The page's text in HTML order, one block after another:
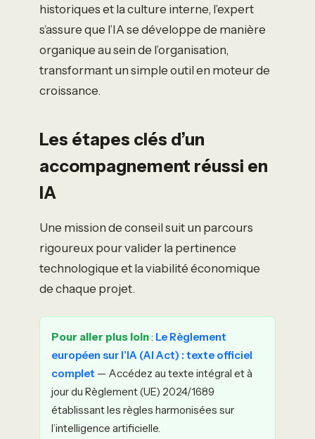
historiques et la culture interne, l’expert
s’assure que l’IA se développe de manière
organique au sein de l’organisation,
transformant un simple outil en moteur de
croissance.
Les étapes clés d’un
accompagnement réussi en
IA
Une mission de conseil suit un parcours
rigoureux pour valider la pertinence
technologique et la viabilité économique
de chaque projet.
Pour aller plus loin: Le Règlement
européen sur l’IA (AI Act) : texte officiel
complet — Accédez au texte intégral et à
jour du Règlement (UE) 2024/1689
établissant les règles harmonisées sur
l’intelligence artificielle.